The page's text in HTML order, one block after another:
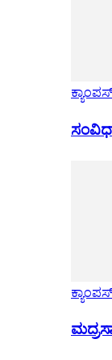
ಕ್ಯಾಂಪಸ್
ಕ್ಯಾಂಪಸ್